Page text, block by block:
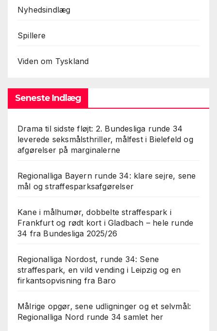
Nyhedsindlæg
Spillere
Viden om Tyskland
Seneste Indlæg
Drama til sidste fløjt: 2. Bundesliga runde 34
leverede seksmålsthriller, målfest i Bielefeld og
afgørelser på marginalerne
Regionalliga Bayern runde 34: klare sejre, sene
mål og straffesparksafgørelser
Kane i målhumør, dobbelte straffespark i
Frankfurt og rødt kort i Gladbach – hele runde
34 fra Bundesliga 2025/26
Regionalliga Nordost, runde 34: Sene
straffespark, en vild vending i Leipzig og en
firkantsopvisning fra Baro
Målrige opgør, sene udligninger og et selvmål:
Regionalliga Nord runde 34 samlet her